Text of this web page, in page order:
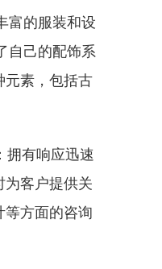
富的服装和设
自己的配饰系
元素，包括古
：拥有响应迅速
为客户提供关
等方面的咨询